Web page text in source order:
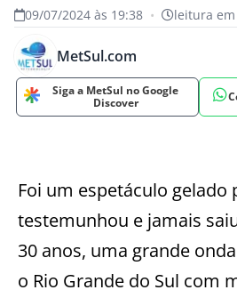
09/07/2024 às 19:38 • leitura
MetSul.com
Siga a MetSul no Google
Discover
Foi um espetáculo gelado
testemunhou e jamais
30 anos, uma grande
o Rio Grande do Sul com